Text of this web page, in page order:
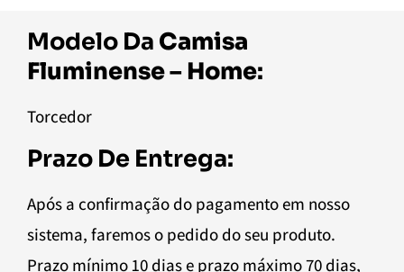
Modelo Da Camisa
Fluminense – Home:
Torcedor
Prazo De Entrega:
Após a confirmação do pagamento em nosso
sistema, faremos o pedido do seu produto.
Prazo mínimo 10 dias e prazo máximo 70 dias,